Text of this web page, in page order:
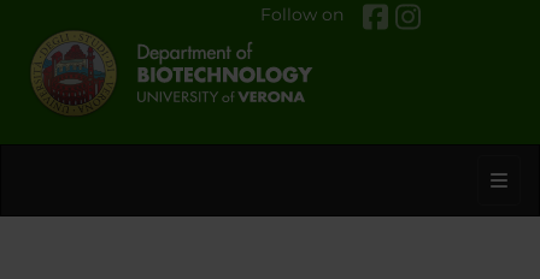
Follow on